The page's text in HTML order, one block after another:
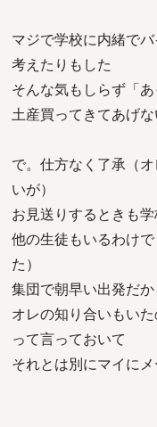
マジで学校に内緒で
考えたりもした
そんな気もしらず「
土産買ってきてあげ
で。仕方なく了承（
いが）
お見送りするときも
他の生徒もいるわけ
た）
集団で朝早い出発だ
オレの知り合いもい
って言っておいて
それとは別にマイに